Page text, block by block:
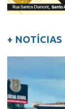
+ NOTÍCIAS